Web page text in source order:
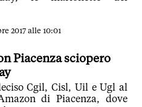
2017 alle 10:01
Piacenza sciopero
Cgil, Cisl, Uil e Ugl al
di Piacenza, dove